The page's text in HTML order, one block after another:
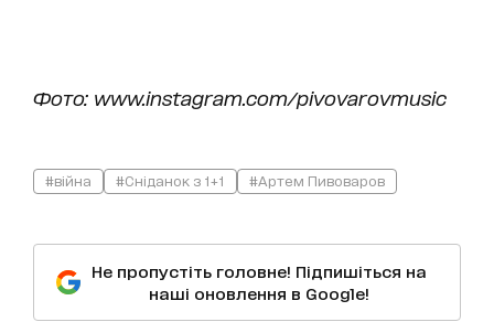
Фото: www.instagram.com/pivovarovmusic
#війна #Сніданок з 1+1 #Артем Пивоваров
Не пропустіть головне! Підпишіться на
наші оновлення в Google!